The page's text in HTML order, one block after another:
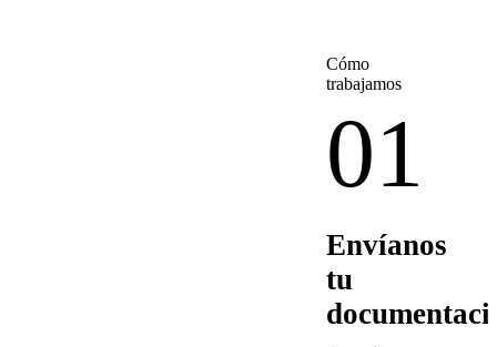
Cómo
trabajamos
01
Envíanos
tu